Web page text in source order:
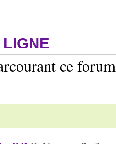
ce